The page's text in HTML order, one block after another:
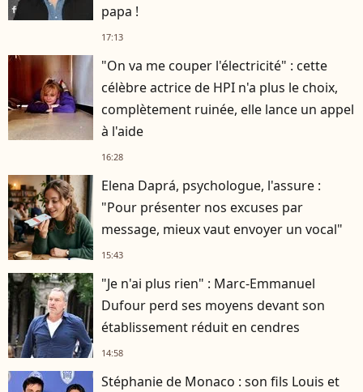
papa !
17:13
"On va me couper l'électricité" : cette
célèbre actrice de HPI n'a plus le choix,
complètement ruinée, elle lance un appel
à l'aide
16:28
Elena Daprá, psychologue, l'assure :
"Pour présenter nos excuses par
message, mieux vaut envoyer un vocal"
15:43
"Je n'ai plus rien" : Marc-Emmanuel
Dufour perd ses moyens devant son
établissement réduit en cendres
14:58
Stéphanie de Monaco : son fils Louis et